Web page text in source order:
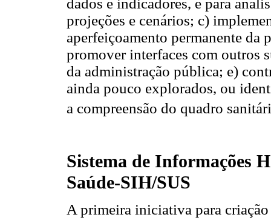
dados e indicadores, e para
projeções e cenários; c)
aperfeiçoamento permanente da
promover interfaces com outros
da administração pública; e)
ainda pouco explorados, ou
a compreensão do quadro
Sistema de Informações
Saúde-SIH/SUS
A primeira iniciativa para